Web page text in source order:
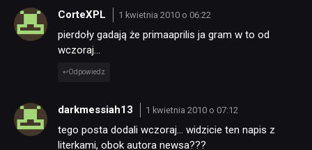
CorteXPL 1 kwietnia 2010 o 06:22
pierdoły gadają że primaaprilis ja gram w to od
wczoraj…
Odpowiedz
darkmessiah13 1 kwietnia 2010 o 07:12
tego posta dodali wczoraj… widzicie ten napis z
literkami, obok autora newsa???